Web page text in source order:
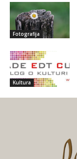
Fotografija
Kultura